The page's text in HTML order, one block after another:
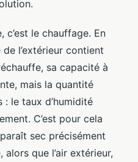
c’est le chauffage. En
l’extérieur contient
sa capacité à
mais la quantité
: le taux d’humidité
C’est pour cela
sec précisément
que l’air extérieur,